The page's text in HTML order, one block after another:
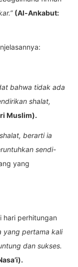
(Al-Ankabut:
bahwa tidak ada
shalat,
Muslim).
berarti ia
sendi-
yang
hari perhitungan
yang pertama kali
dan sukses.